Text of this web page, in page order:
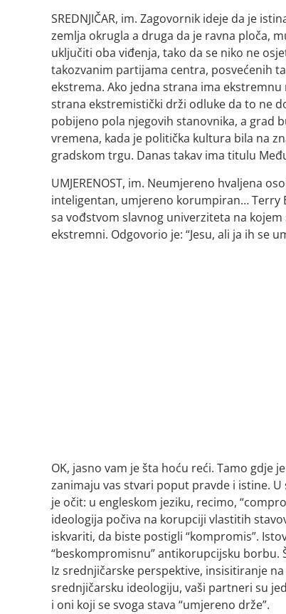
SREDNJIČAR, im. Zagovornik ideje da je
zemlja okrugla a druga da je ravna ploča,
uključiti oba viđenja, tako da se niko ne
takozvanim partijama centra, posvećenih
ekstrema. Ako jedna strana ima
strana ekstremistički drži odluke da to ne
pobijeno pola njegovih stanovnika, a grad
vremena, kada je politička kultura bila na
gradskom trgu. Danas takav ima titulu
UMJERENOST, im. Neumjereno hvaljena
inteligentan, umjereno korumpiran… Terry
sa vođstvom slavnog univerziteta na
ekstremni. Odgovorio je: “Jesu, ali ja ih se
OK, jasno vam je šta hoću reći. Tamo gdje
zanimaju vas stvari poput pravde i istine.
je očit: u engleskom jeziku, recimo,
ideologija počiva na korupciji vlastitih
iskvariti, da biste postigli “kompromis”.
“beskompromisnu” antikorupcijsku borbu.
Iz srednjičarske perspektive, insisitiranje
srednjičarsku ideologiju, vaši partneri su
i oni koji se svoga stava “umjereno drže”.